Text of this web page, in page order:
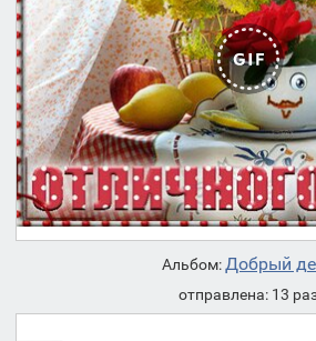
Альбом:Добрый
отправлена: 13